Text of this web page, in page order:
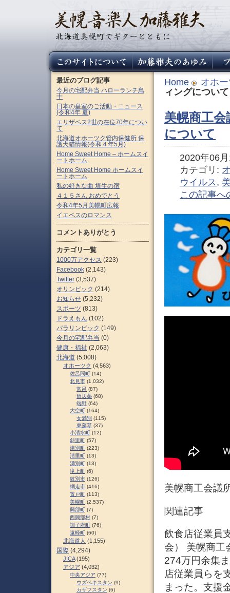
Home
オホ
ィングについて
美幌商工
について
2020年06
カテゴリ:
ウイルス,
この記事へ
美幌商工会議
関連記事
飲食店従業員
会） 美幌商工
274万円余集
店従業員らを
まった。支援
最近のブログ記事
今月の宅配弁当 ハローランチ鳥
十
日本の皇室のご活動・ニュース
(令和4年 夏)
エリザベス2世の在位70年につい
て
北海道オホーツク管内保健所 保
護犬猫情報(令和４年5月)
Home Sweet Home – ホームスイ
ートホーム
Home Sweet Home ホームスイ
ートホーム
私の好きな曲 埴生の宿
４１５さん おめでとう
令和4年5月美幌町広報
イエペスのロマンス
コメントありがとう
カテゴリ一覧
1000万アクセス (223)
Facebook (2,143)
Twitter (3,537)
オリンピック (214)
お知らせ (5,232)
スポーツ (813)
ドラえもん (102)
パラリンピック (149)
今月の宅配弁当 (0)
健康・福祉 (2,063)
北海道 (5,008)
オホーツク (4,563)
佐呂間町 (14)
北見市 (1,032)
常呂 (87)
留辺蘂 (68)
端野 (64)
大空町 (164)
女満別 (115)
東藻琴 (37)
小清水町 (12)
斜里町 (57)
津別町 (223)
清里町 (13)
湧別町 (13)
滝上町 (6)
紋別市 (126)
網走市 (416)
置戸町 (113)
美幌町 (2,537)
興部町 (7)
西興部村 (7)
訓子府町 (76)
遠軽町 (60)
北海道人 (1,155)
国際 (4,294)
JICA(195)
アジア (4,032)
中央アジア (77)
ウズベキスタン (9)
カザフスタン (6)